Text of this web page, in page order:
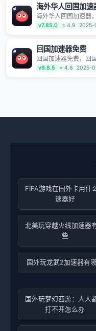
止第三方对数据进行
海外华人回国加速
海外华人回国加速器
站地区版权限制/网络
的哔哩哔哩专用回国
服7*24小时服务。
v7.85.0 ⭐ 4.9 2025-
回国加速器免费
回国加速器免费，回
运营商专线不卡顿超
造，帮助海外华人免
v9.8.5 ⭐ 4.6 2025-
FIFA游戏在国外卡用什
速器好
北美玩穿越火线加速器
些
国外玩龙武2加速器有
国外玩梦幻西游：人人
打不开怎么办